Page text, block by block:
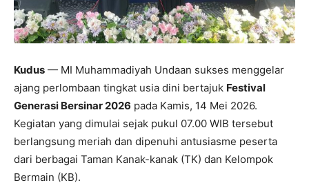
Kudus — MI Muhammadiyah Undaan sukses menggelar
ajang perlombaan tingkat usia dini bertajuk Festival
Generasi Bersinar 2026 pada Kamis, 14 Mei 2026.
Kegiatan yang dimulai sejak pukul 07.00 WIB tersebut
berlangsung meriah dan dipenuhi antusiasme peserta
dari berbagai Taman Kanak-kanak (TK) dan Kelompok
Bermain (KB).